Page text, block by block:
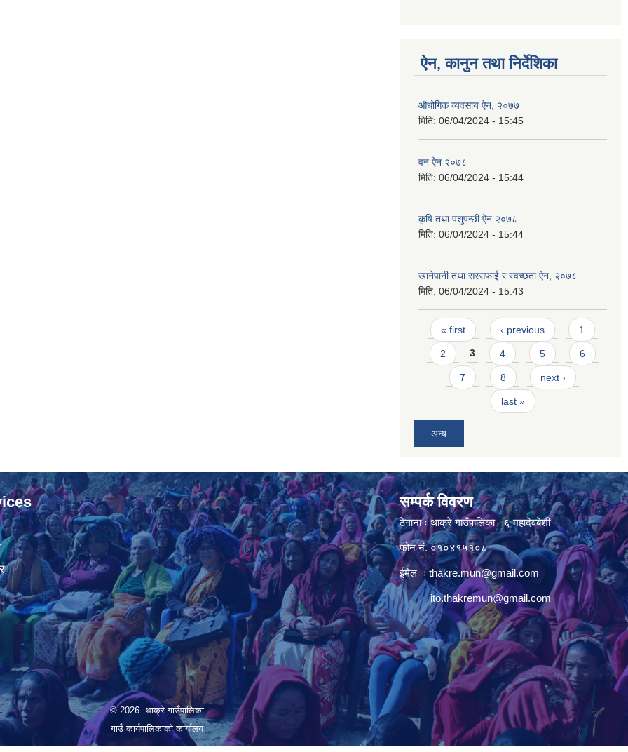
ऐन, कानुन तथा निर्देशिका
औधोगिक व्यवसाय ऐन, २०७७
मिति: 06/04/2024 - 15:45
वन ऐन २०७८
मिति: 06/04/2024 - 15:44
कृषि तथा पशुपन्छी ऐन २०७८
मिति: 06/04/2024 - 15:44
खानेपानी तथा सरसफाई र स्वच्छता ऐन, २०७८
मिति: 06/04/2024 - 15:43
Pages
« first ‹ previous 1
2 3 4 5 6
7 8 next ›
last »
अन्य
सम्पर्क विवरण
ठेगाना ः थाक्रे गाउँपालिका - ६ महादेवबेशी
फोन नं. ०१०४१५१०८
ईमेल ःthakre.mun@gmail.com
ito.thakremun@gmail.com
© 2026 थाक्रे गाउँपालिका
गाउँ कार्यपालिकाको कार्यालय